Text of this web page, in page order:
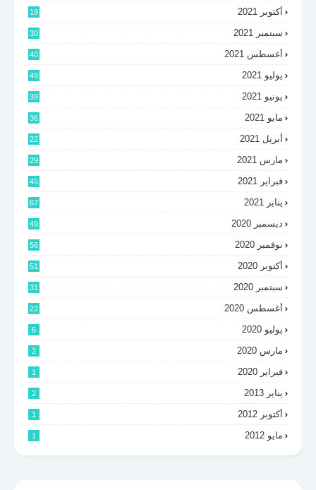
أكتوبر 2021 19
سبتمبر 2021 30
أغسطس 2021 40
يوليو 2021 49
يونيو 2021 39
مايو 2021 36
أبريل 2021 22
مارس 2021 29
فبراير 2021 45
يناير 2021 67
ديسمبر 2020 49
نوفمبر 2020 56
أكتوبر 2020 51
سبتمبر 2020 31
أغسطس 2020 22
يوليو 2020 6
مارس 2020 2
فبراير 2020 1
يناير 2013 2
أكتوبر 2012 1
مايو 2012 1